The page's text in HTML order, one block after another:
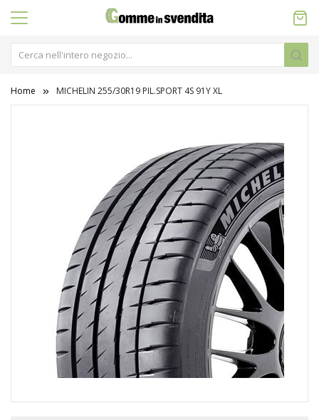
Home MICHELIN 255/30R19 PIL.SPORT 4S 91Y XL